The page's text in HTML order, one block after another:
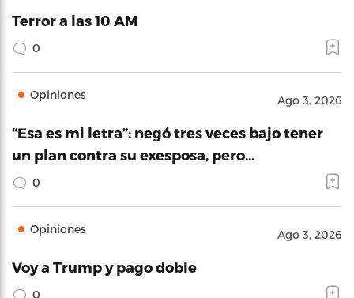
Terror a las 10 AM
0
Opiniones Ago 3, 2026
“Esa es mi letra”: negó tres veces bajo tener
un plan contra su exesposa, pero…
0
Opiniones Ago 3, 2026
Voy a Trump y pago doble
0